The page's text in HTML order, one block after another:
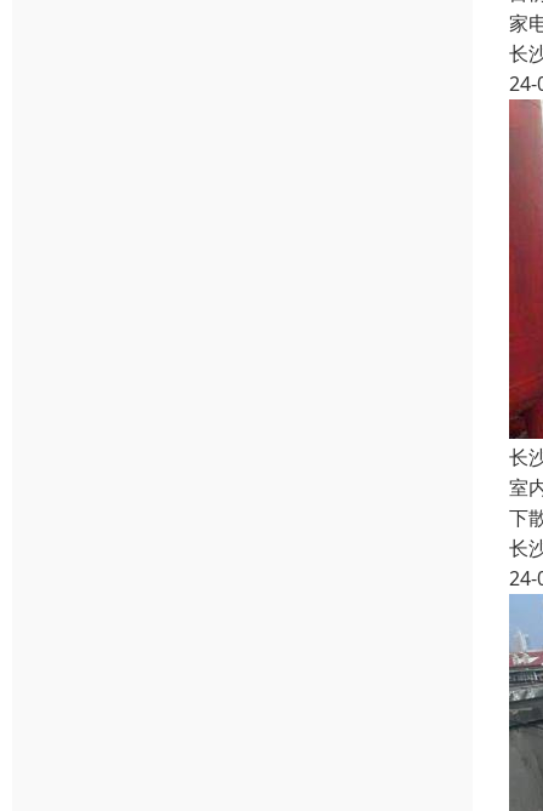
家
长
24-
长
室
下
长
24-